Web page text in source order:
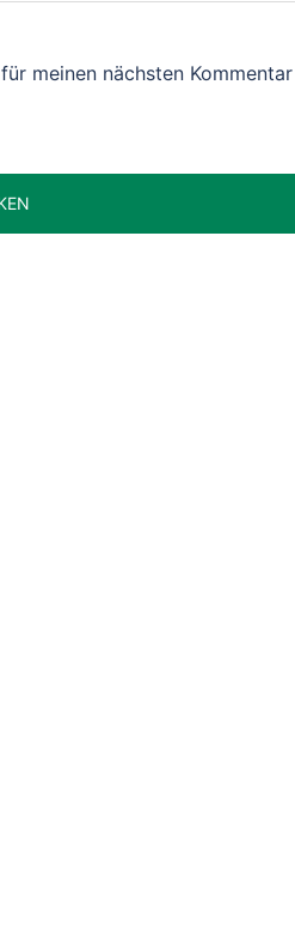
meinen nächsten Kommentar